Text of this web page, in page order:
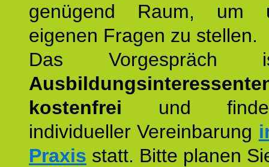
genügend Raum, um
eigenen Fragen zu stellen.
Das
kostenfrei und
individueller Vereinbarung
Praxis statt. Bitte planen